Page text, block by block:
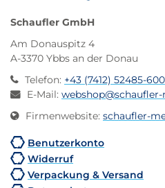
Schaufler GmbH
Am Donauspitz 4
A-3370 Ybbs an der Donau
Telefon: +43 (7412) 52485-600
E-Mail:
Firmenwebsite: schaufler-
Benutzerkonto
Widerruf
Verpackung & Versand